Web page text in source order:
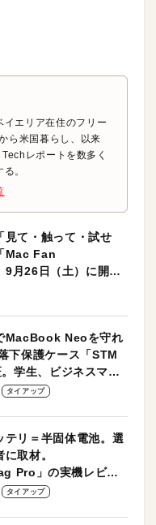
イエリア在住のフリー
ら米国暮らし、以来
レポートを数多く
。
見て・触って・試せ
Mac Fan
月26日（土）に開催
MacBook Neoを守れ
下保護ケース「STM
学生、ビジネスマン
最適！
タイアップ
テリ＝半固体電池。選
取材。
Pro」の実機レビュ
タイアップ